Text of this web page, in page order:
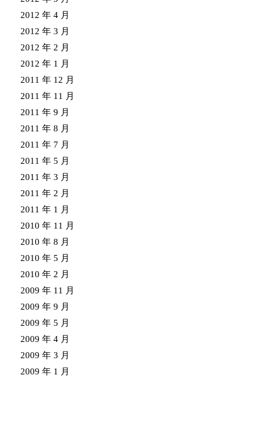
2012 年 4 月
2012 年 3 月
2012 年 2 月
2012 年 1 月
2011 年 12 月
2011 年 11 月
2011 年 9 月
2011 年 8 月
2011 年 7 月
2011 年 5 月
2011 年 3 月
2011 年 2 月
2011 年 1 月
2010 年 11 月
2010 年 8 月
2010 年 5 月
2010 年 2 月
2009 年 11 月
2009 年 9 月
2009 年 5 月
2009 年 4 月
2009 年 3 月
2009 年 1 月